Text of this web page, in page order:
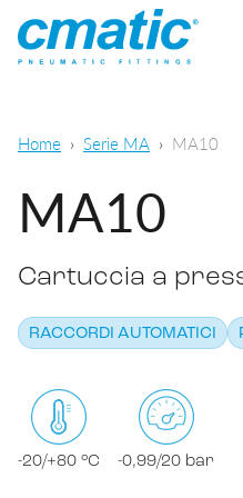
Raccordi automatici
Raccordi a
Raccordi a ogiva
Raccordi standard
Alimentare e
Lubrificazione
Cmatic Lab
Qualità
Rete Vendita
Download
SCARICA
Home Serie MA MA10
MA10
Cartuccia a
RACCORDI AUTOMATICI
-20/+80 °C -0,99/20 bar